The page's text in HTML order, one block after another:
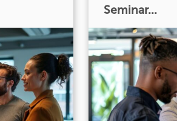
Seminar...